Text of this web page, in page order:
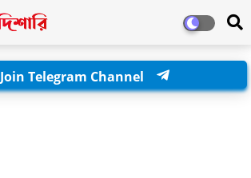
Join Telegram Channel